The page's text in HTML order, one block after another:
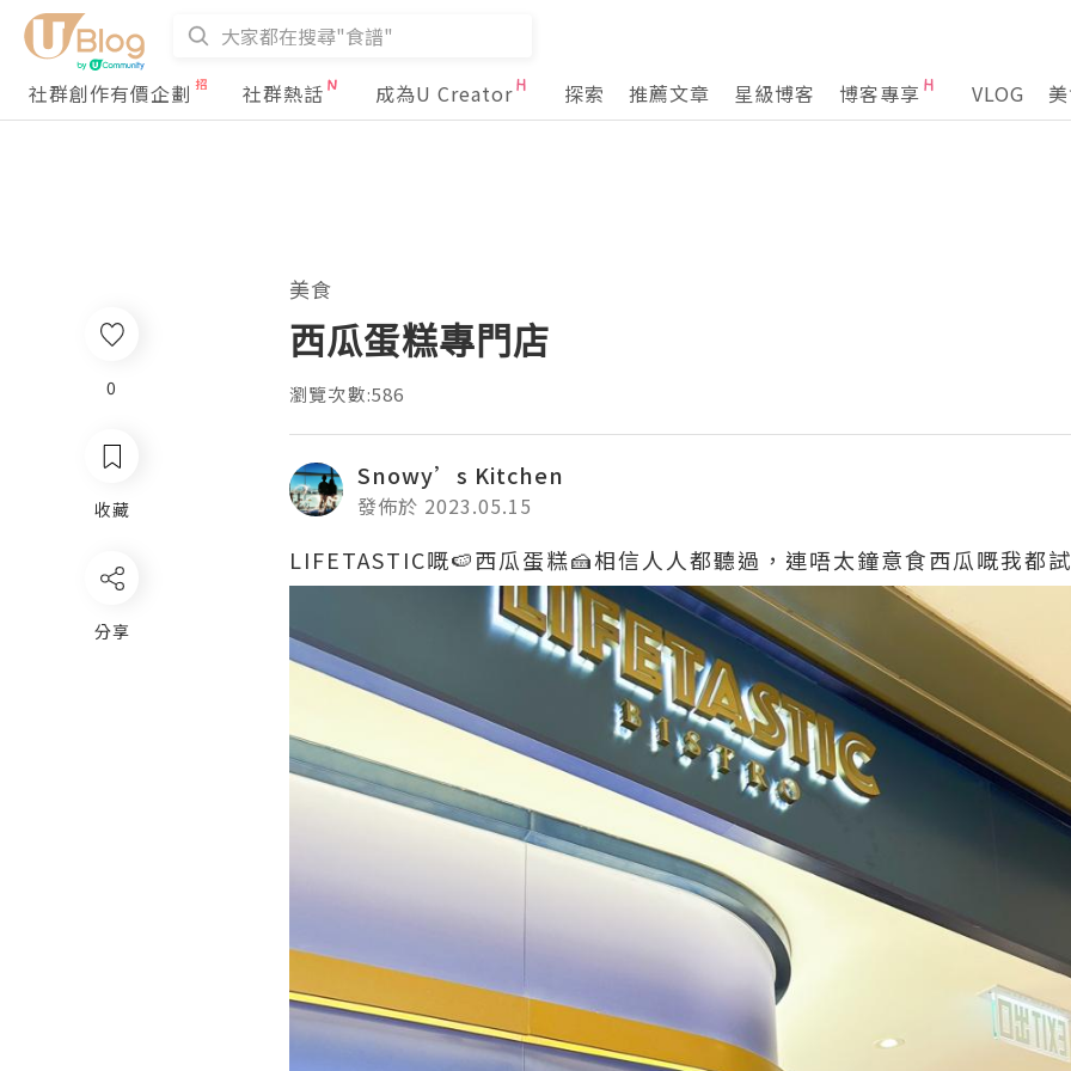
社群創作有價企劃 社群熱話 成為U Creator 探索 推薦文章 星級博客 博客專享 VLOG
0
收藏
分享
美食
西瓜蛋糕專門店
瀏覽次數:586
Snowy’s Kitchen
發佈於 2023.05.15
LIFETASTIC嘅🍉西瓜蛋糕🍰相信人人都聽過，連唔太鐘意食西瓜嘅我都